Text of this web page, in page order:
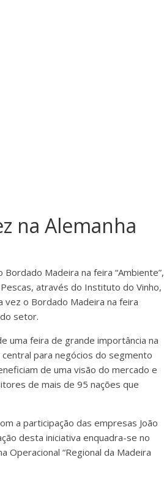
na Alemanha
Madeira na feira “Ambiente”,
através do Instituto do Vinho,
o Bordado Madeira na feira
setor.
uma feira de grande importância na
central para negócios do segmento
de uma visão do mercado e
de mais de 95 nações que
a participação das empresas João
desta iniciativa enquadra-se no
Operacional “Regional da Madeira